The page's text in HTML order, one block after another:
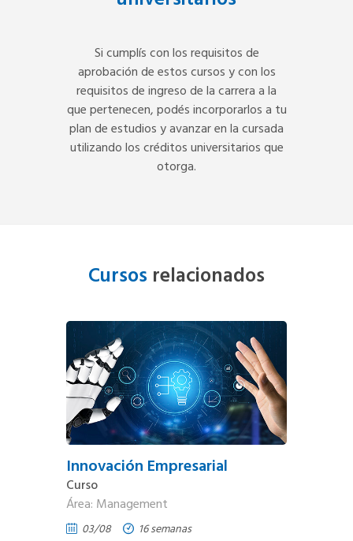
Si cumplís con los requisitos de
aprobación de estos cursos y con los
requisitos de ingreso de la carrera a la
que pertenecen, podés incorporarlos a tu
plan de estudios y avanzar en la cursada
utilizando los créditos universitarios que
otorga.
Cursos relacionados
Innovación Empresarial
Curso
Área: Management
03/08
16 semanas